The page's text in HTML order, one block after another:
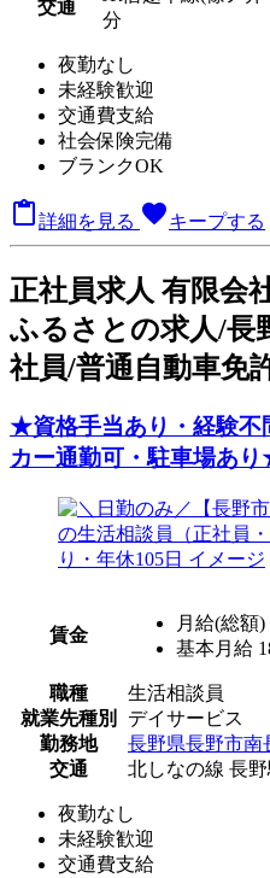
交通
分
夜勤なし
未経験歓迎
交通費支給
社会保険完備
ブランクOK
詳細を見る favoriteキープする
正社員求人 有限会
ふるさとの求人/長
社員/普通自動車免
★資格手当あり・経験不
カー通勤可・駐車場あ
賃金
月給(総額)
基本月給
職種
生活相談員
就業先種別
デイサービス
勤務地
長野県長野市南
交通
北しなの線 長
夜勤なし
未経験歓迎
交通費支給